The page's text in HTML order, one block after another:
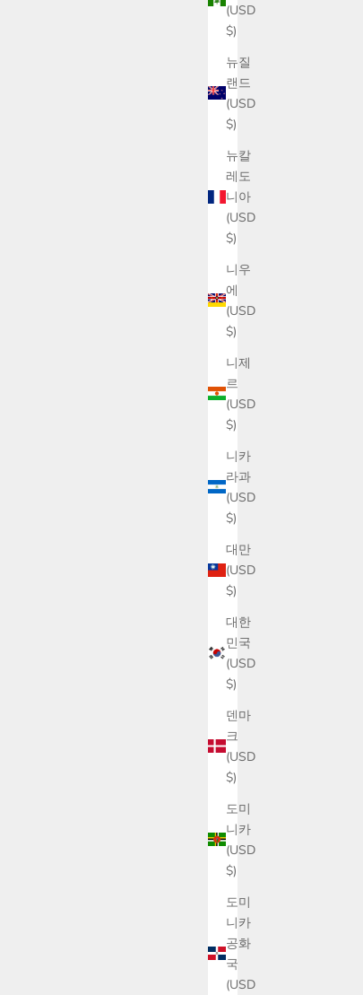
(USD
$)
뉴질
랜드
(USD
$)
뉴칼
레도
니아
(USD
$)
니우
에
(USD
$)
니제
르
(USD
$)
니카
라과
(USD
$)
대만
(USD
$)
대한
민국
(USD
$)
덴마
크
(USD
$)
도미
니카
(USD
$)
도미
니카
공화
국
(USD